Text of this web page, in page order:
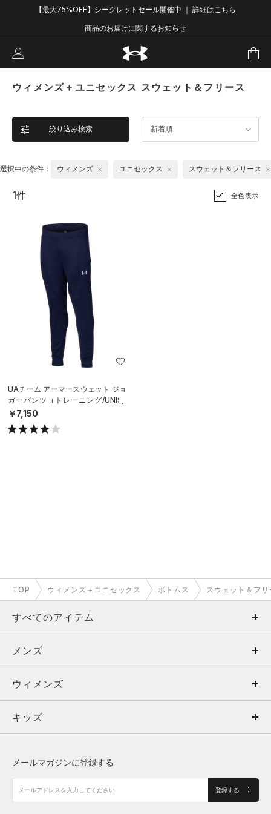
【最大75%OFF】シークレットセール開催中 ｜ 詳細はこちら
商品のお届けに関するお知らせ
ウィメンズ＋ユニセックス スウェット＆フリース
絞り込み検索 新着順
選択中の条件： ウィメンズ ユニセックス スウェット＆フリース
1件 全色表示
UAチーム アーマースウェット ジョ
ガーパンツ（トレーニング/UNISE
X）
￥7,150
TOP ウィメンズ＋ユニセックス ボトムス スウェット＆フリ
すべてのアイテム
メンズ
ウィメンズ
キッズ
アクセサリー
メンズ
トップス
ボトムス
アクセサリー
ウィメンズ
トップス
シューズ
キッズ
メールマガジンに登録する
登録する